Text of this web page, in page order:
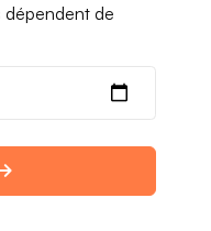
dépendent de